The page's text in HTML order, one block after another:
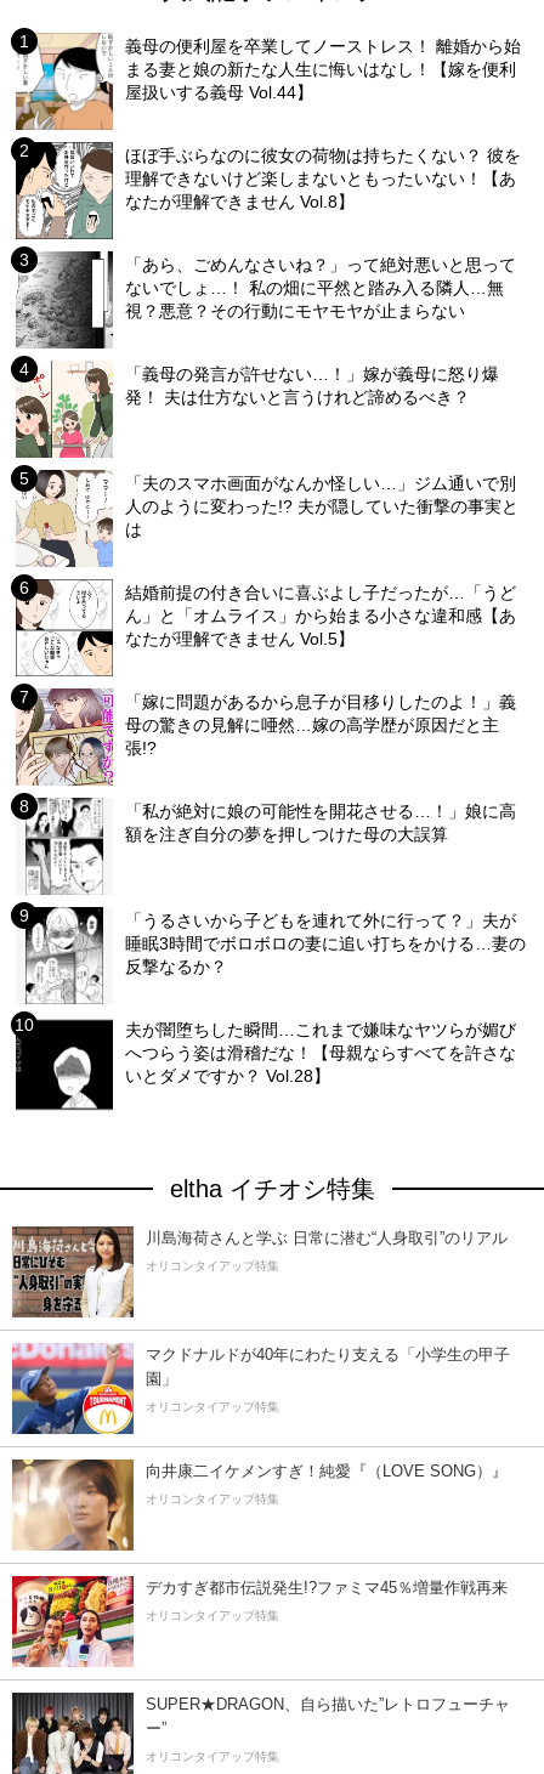
義母の便利屋を卒業してノーストレス！ 離婚から始
まる妻と娘の新たな人生に悔いはなし！【嫁を便利
屋扱いする義母 Vol.44】
ほぼ手ぶらなのに彼女の荷物は持ちたくない？ 彼を
理解できないけど楽しまないともったいない！【あ
なたが理解できません Vol.8】
「あら、ごめんなさいね？」って絶対悪いと思って
ないでしょ…！ 私の畑に平然と踏み入る隣人…無
視？悪意？その行動にモヤモヤが止まらない
「義母の発言が許せない…！」嫁が義母に怒り爆
発！ 夫は仕方ないと言うけれど諦めるべき？
「夫のスマホ画面がなんか怪しい…」ジム通いで別
人のように変わった!? 夫が隠していた衝撃の事実と
は
結婚前提の付き合いに喜ぶよし子だったが…「うど
ん」と「オムライス」から始まる小さな違和感【あ
なたが理解できません Vol.5】
「嫁に問題があるから息子が目移りしたのよ！」義
母の驚きの見解に唖然…嫁の高学歴が原因だと主
張!?
「私が絶対に娘の可能性を開花させる…！」娘に高
額を注ぎ自分の夢を押しつけた母の大誤算
「うるさいから子どもを連れて外に行って？」夫が
睡眠3時間でボロボロの妻に追い打ちをかける…妻の
反撃なるか？
夫が闇堕ちした瞬間…これまで嫌味なヤツらが媚び
へつらう姿は滑稽だな！【母親ならすべてを許さな
いとダメですか？ Vol.28】
eltha イチオシ特集
川島海荷さんと学ぶ 日常に潜む“人身取引”のリアル
オリコンタイアップ特集
マクドナルドが40年にわたり支える「小学生の甲子
園」
オリコンタイアップ特集
向井康二イケメンすぎ！純愛『（LOVE SONG）』
オリコンタイアップ特集
デカすぎ都市伝説発生!?ファミマ45％増量作戦再来
オリコンタイアップ特集
SUPER★DRAGON、自ら描いた”レトロフューチャ
ー”
オリコンタイアップ特集